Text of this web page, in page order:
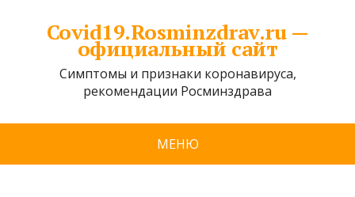
Covid19.Rosminzdrav.ru —
официальный сайт
Симптомы и признаки коронавируса,
рекомендации Росминздрава
МЕНЮ